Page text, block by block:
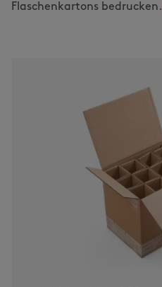
Flaschenkartons bedrucken.